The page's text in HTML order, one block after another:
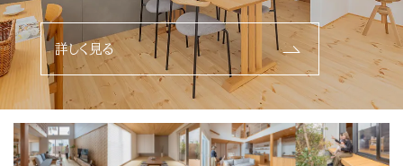
詳しく見る